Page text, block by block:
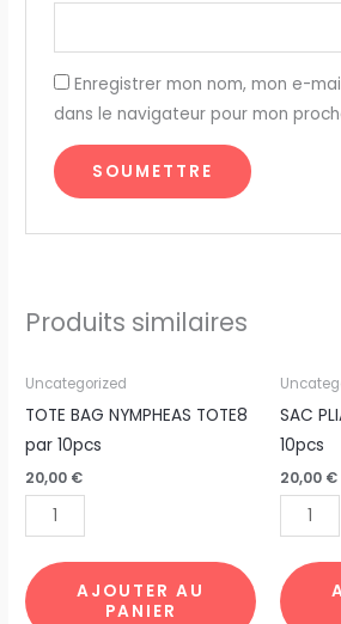
Enregistrer mon nom, mon e-
dans le navigateur pour mon
Produits similaires
Uncategorized
TOTE BAG NYMPHEAS TOTE8
par 10pcs
20,00 €
quantité
de
TOTE
NYMPHEAS
TOTE8
10pcs
AJOUTER AU
PANIER
SAC
10pcs
20,00 €
de
SAC
PARIS
CHAT
10pcs